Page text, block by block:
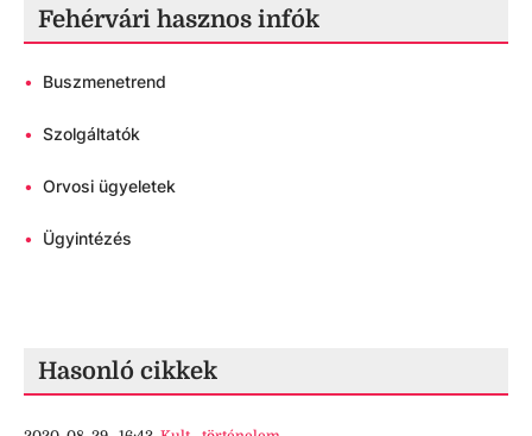
Fehérvári hasznos infók
• Buszmenetrend
• Szolgáltatók
• Orvosi ügyeletek
• Ügyintézés
Hasonló cikkek